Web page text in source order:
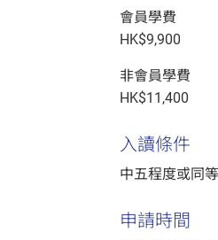
會員學費
HK$9,900
非會員學費
HK$11,400
入讀條件
中五程度或同等
申請時間